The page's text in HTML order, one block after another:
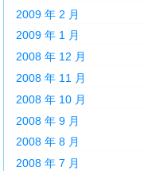
2009 年 2 月
2009 年 1 月
2008 年 12 月
2008 年 11 月
2008 年 10 月
2008 年 9 月
2008 年 8 月
2008 年 7 月